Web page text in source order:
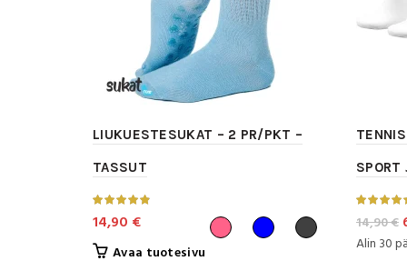
LIUKUESTESUKAT – 2 PR/PKT –
TASSUT
14,90 €
Avaa tuotesivu
SPORT
14,90€
Alin 30